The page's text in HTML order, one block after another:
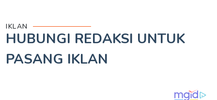
IKLAN
HUBUNGI REDAKSI UNTUK
PASANG IKLAN